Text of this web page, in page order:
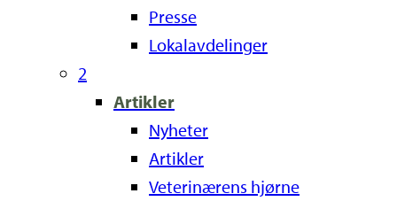
Presse
Lokalavdelinger
2
Artikler
Nyheter
Artikler
Veterinærens hjørne